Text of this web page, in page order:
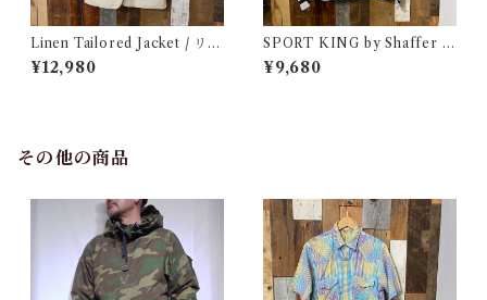
Linen Tailored Jacket / リネ
ン テーラード ジャケット 古着
¥12,980
SPORT KING by Shaffer N
ylon Pullover Jacket / スポ
ーツ キング ナイロン プルオー
¥9,680
その他の商品